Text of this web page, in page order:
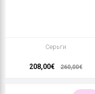
Серьги
208,00€ 260,00€